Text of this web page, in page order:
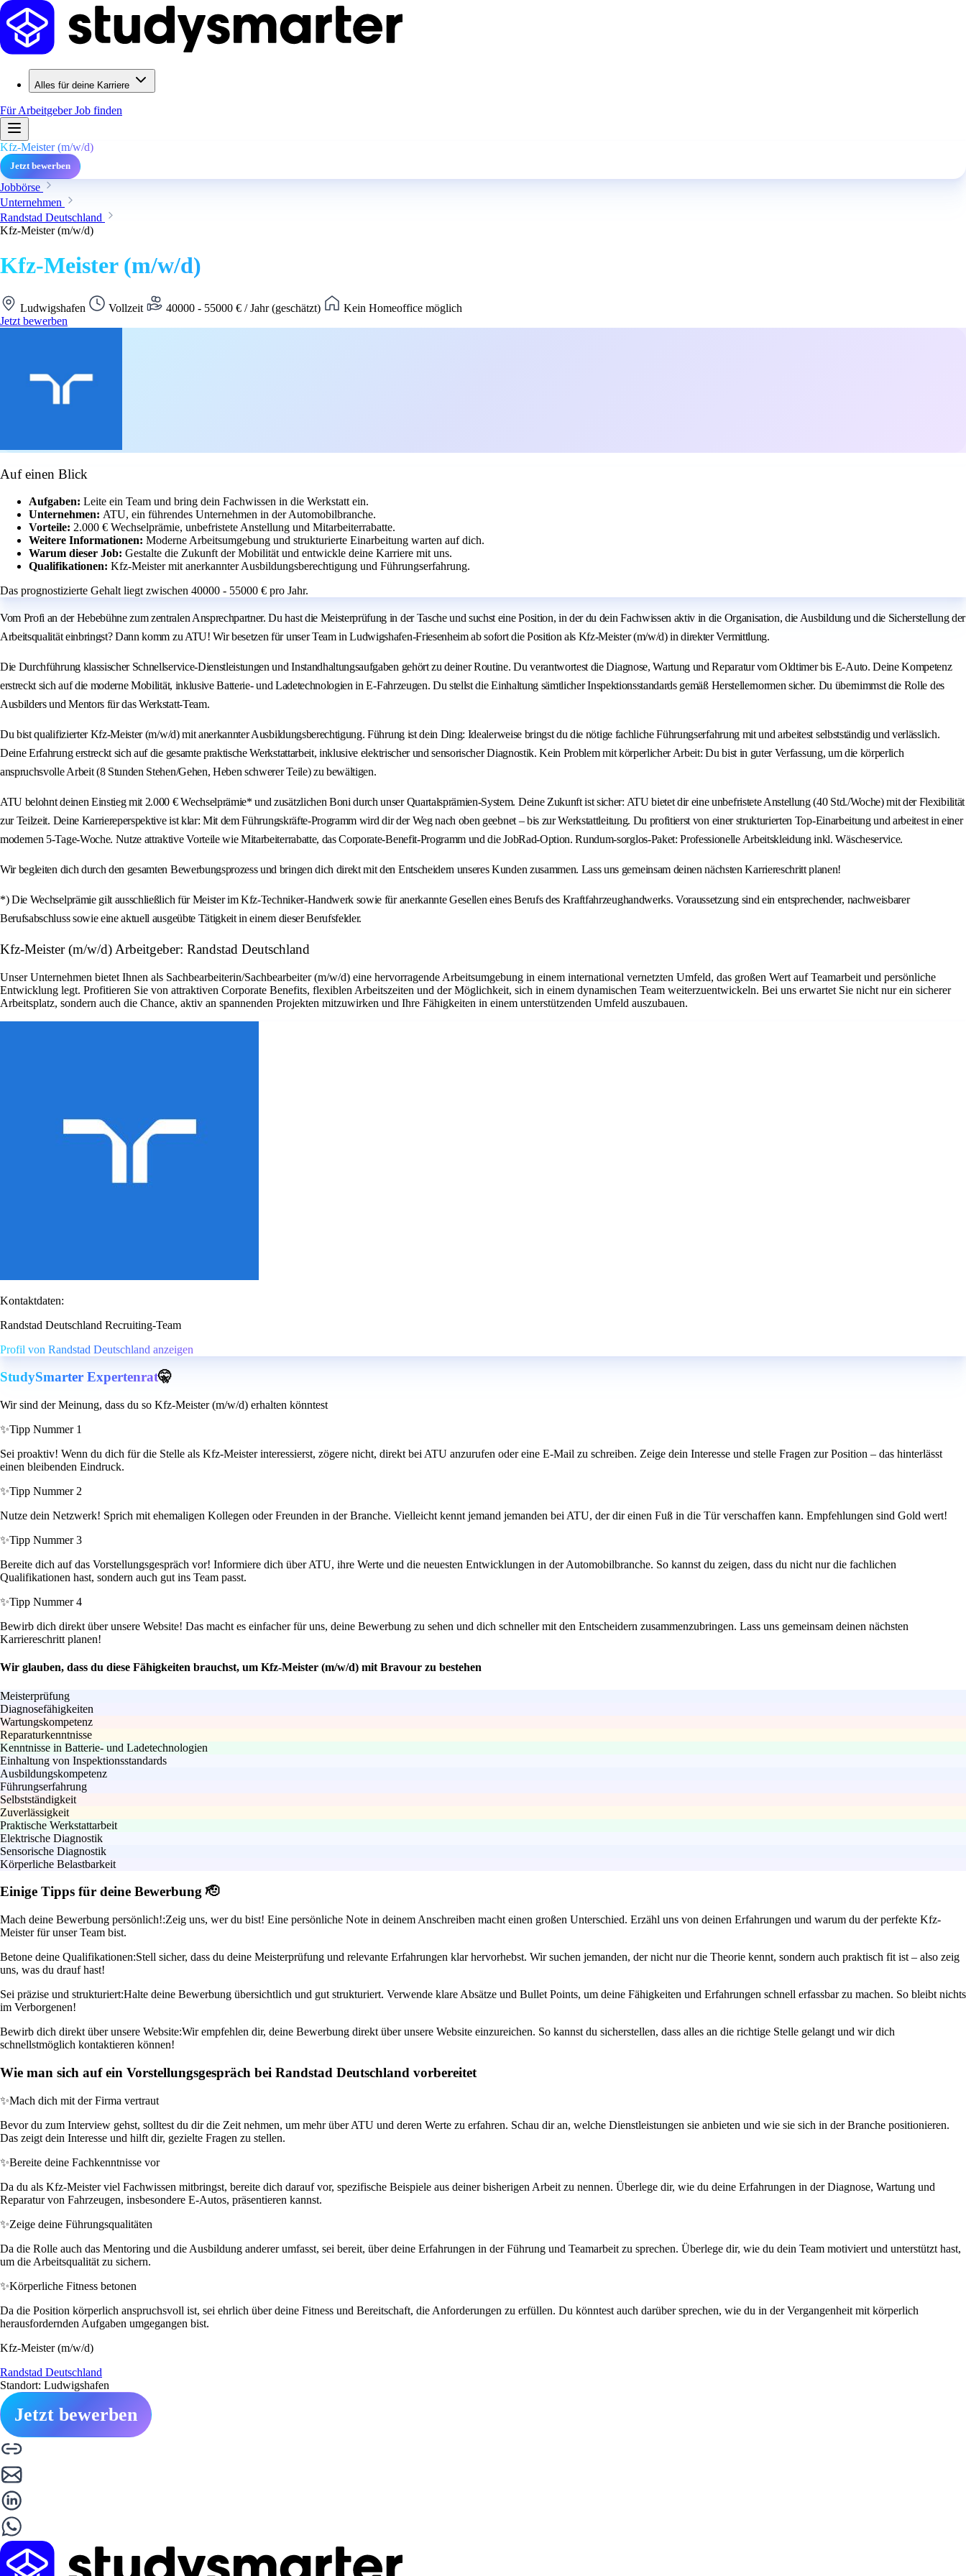
Alles für deine Karriere
Für ArbeitgeberJob finden
Kfz-Meister (m/w/d)
Jetzt bewerben
Jobbörse
Unternehmen
Randstad Deutschland
Kfz-Meister (m/w/d)
Kfz-Meister (m/w/d)
Ludwigshafen Vollzeit 40000 - 55000 € / Jahr (geschätzt)
Kein Homeoffice möglich
Jetzt bewerben
Auf einen Blick
Aufgaben: Leite ein Team und bring dein Fachwissen in die Werkstatt ein.
Unternehmen: ATU, ein führendes Unternehmen in der Automobilbranche.
Vorteile: 2.000 € Wechselprämie, unbefristete Anstellung und Mitarbeiterrabatte.
Weitere Informationen: Moderne Arbeitsumgebung und strukturierte Einarbeitung warten auf dich.
Warum dieser Job: Gestalte die Zukunft der Mobilität und entwickle deine Karriere mit uns.
Qualifikationen: Kfz-Meister mit anerkannter Ausbildungsberechtigung und Führungserfahrung.
Das prognostizierte Gehalt liegt zwischen 40000 - 55000 € pro Jahr.
Vom Profi an der Hebebühne zum zentralen Ansprechpartner. Du hast die Meisterprüfung in der Tasche und suchst eine Position, in der du dein Fachwissen aktiv in die Organisation, die Ausbildung und die Sicherstellung der
Arbeitsqualität einbringst? Dann komm zu ATU! Wir besetzen für unser Team in Ludwigshafen-Friesenheim ab sofort die Position als Kfz-Meister (m/w/d) in direkter Vermittlung.
Die Durchführung klassischer Schnellservice-Dienstleistungen und Instandhaltungsaufgaben gehört zu deiner Routine. Du verantwortest die Diagnose, Wartung und Reparatur vom Oldtimer bis E-Auto. Deine Kompetenz
erstreckt sich auf die moderne Mobilität, inklusive Batterie- und Ladetechnologien in E-Fahrzeugen. Du stellst die Einhaltung sämtlicher Inspektionsstandards gemäß Herstellernormen sicher. Du übernimmst die Rolle des
Ausbilders und Mentors für das Werkstatt-Team.
Du bist qualifizierter Kfz-Meister (m/w/d) mit anerkannter Ausbildungsberechtigung. Führung ist dein Ding: Idealerweise bringst du die nötige fachliche Führungserfahrung mit und arbeitest selbstständig und verlässlich.
Deine Erfahrung erstreckt sich auf die gesamte praktische Werkstattarbeit, inklusive elektrischer und sensorischer Diagnostik. Kein Problem mit körperlicher Arbeit: Du bist in guter Verfassung, um die körperlich
anspruchsvolle Arbeit (8 Stunden Stehen/Gehen, Heben schwerer Teile) zu bewältigen.
ATU belohnt deinen Einstieg mit 2.000 € Wechselprämie* und zusätzlichen Boni durch unser Quartalsprämien-System. Deine Zukunft ist sicher: ATU bietet dir eine unbefristete Anstellung (40 Std./Woche) mit der Flexibilität
zur Teilzeit. Deine Karriereperspektive ist klar: Mit dem Führungskräfte-Programm wird dir der Weg nach oben geebnet – bis zur Werkstattleitung. Du profitierst von einer strukturierten Top-Einarbeitung und arbeitest in einer
modernen 5-Tage-Woche. Nutze attraktive Vorteile wie Mitarbeiterrabatte, das Corporate-Benefit-Programm und die JobRad-Option. Rundum-sorglos-Paket: Professionelle Arbeitskleidung inkl. Wäscheservice.
Wir begleiten dich durch den gesamten Bewerbungsprozess und bringen dich direkt mit den Entscheidern unseres Kunden zusammen. Lass uns gemeinsam deinen nächsten Karriereschritt planen!
*) Die Wechselprämie gilt ausschließlich für Meister im Kfz-Techniker-Handwerk sowie für anerkannte Gesellen eines Berufs des Kraftfahrzeughandwerks. Voraussetzung sind ein entsprechender, nachweisbarer
Berufsabschluss sowie eine aktuell ausgeübte Tätigkeit in einem dieser Berufsfelder.
Kfz-Meister (m/w/d) Arbeitgeber: Randstad Deutschland
Unser Unternehmen bietet Ihnen als Sachbearbeiterin/Sachbearbeiter (m/w/d) eine hervorragende Arbeitsumgebung in einem international vernetzten Umfeld, das großen Wert auf Teamarbeit und persönliche
Entwicklung legt. Profitieren Sie von attraktiven Corporate Benefits, flexiblen Arbeitszeiten und der Möglichkeit, sich in einem dynamischen Team weiterzuentwickeln. Bei uns erwartet Sie nicht nur ein sicherer
Arbeitsplatz, sondern auch die Chance, aktiv an spannenden Projekten mitzuwirken und Ihre Fähigkeiten in einem unterstützenden Umfeld auszubauen.
Kontaktdaten:
Randstad Deutschland Recruiting-Team
Profil von Randstad Deutschland anzeigen
StudySmarter Expertenrat🤫
Wir sind der Meinung, dass du so Kfz-Meister (m/w/d) erhalten könntest
✨Tipp Nummer 1
Sei proaktiv! Wenn du dich für die Stelle als Kfz-Meister interessierst, zögere nicht, direkt bei ATU anzurufen oder eine E-Mail zu schreiben. Zeige dein Interesse und stelle Fragen zur Position – das hinterlässt
einen bleibenden Eindruck.
✨Tipp Nummer 2
Nutze dein Netzwerk! Sprich mit ehemaligen Kollegen oder Freunden in der Branche. Vielleicht kennt jemand jemanden bei ATU, der dir einen Fuß in die Tür verschaffen kann. Empfehlungen sind Gold wert!
✨Tipp Nummer 3
Bereite dich auf das Vorstellungsgespräch vor! Informiere dich über ATU, ihre Werte und die neuesten Entwicklungen in der Automobilbranche. So kannst du zeigen, dass du nicht nur die fachlichen
Qualifikationen hast, sondern auch gut ins Team passt.
✨Tipp Nummer 4
Bewirb dich direkt über unsere Website! Das macht es einfacher für uns, deine Bewerbung zu sehen und dich schneller mit den Entscheidern zusammenzubringen. Lass uns gemeinsam deinen nächsten
Karriereschritt planen!
Wir glauben, dass du diese Fähigkeiten brauchst, um Kfz-Meister (m/w/d) mit Bravour zu bestehen
Meisterprüfung
Diagnosefähigkeiten
Wartungskompetenz
Reparaturkenntnisse
Kenntnisse in Batterie- und Ladetechnologien
Einhaltung von Inspektionsstandards
Ausbildungskompetenz
Führungserfahrung
Selbstständigkeit
Zuverlässigkeit
Praktische Werkstattarbeit
Elektrische Diagnostik
Sensorische Diagnostik
Körperliche Belastbarkeit
Einige Tipps für deine Bewerbung 🫡
Mach deine Bewerbung persönlich!:Zeig uns, wer du bist! Eine persönliche Note in deinem Anschreiben macht einen großen Unterschied. Erzähl uns von deinen Erfahrungen und warum du der perfekte Kfz-
Meister für unser Team bist.
Betone deine Qualifikationen:Stell sicher, dass du deine Meisterprüfung und relevante Erfahrungen klar hervorhebst. Wir suchen jemanden, der nicht nur die Theorie kennt, sondern auch praktisch fit ist – also zeig
uns, was du drauf hast!
Sei präzise und strukturiert:Halte deine Bewerbung übersichtlich und gut strukturiert. Verwende klare Absätze und Bullet Points, um deine Fähigkeiten und Erfahrungen schnell erfassbar zu machen. So bleibt nichts
im Verborgenen!
Bewirb dich direkt über unsere Website:Wir empfehlen dir, deine Bewerbung direkt über unsere Website einzureichen. So kannst du sicherstellen, dass alles an die richtige Stelle gelangt und wir dich
schnellstmöglich kontaktieren können!
Wie man sich auf ein Vorstellungsgespräch bei Randstad Deutschland vorbereitet
✨Mach dich mit der Firma vertraut
Bevor du zum Interview gehst, solltest du dir die Zeit nehmen, um mehr über ATU und deren Werte zu erfahren. Schau dir an, welche Dienstleistungen sie anbieten und wie sie sich in der Branche positionieren.
Das zeigt dein Interesse und hilft dir, gezielte Fragen zu stellen.
✨Bereite deine Fachkenntnisse vor
Da du als Kfz-Meister viel Fachwissen mitbringst, bereite dich darauf vor, spezifische Beispiele aus deiner bisherigen Arbeit zu nennen. Überlege dir, wie du deine Erfahrungen in der Diagnose, Wartung und
Reparatur von Fahrzeugen, insbesondere E-Autos, präsentieren kannst.
✨Zeige deine Führungsqualitäten
Da die Rolle auch das Mentoring und die Ausbildung anderer umfasst, sei bereit, über deine Erfahrungen in der Führung und Teamarbeit zu sprechen. Überlege dir, wie du dein Team motiviert und unterstützt hast,
um die Arbeitsqualität zu sichern.
✨Körperliche Fitness betonen
Da die Position körperlich anspruchsvoll ist, sei ehrlich über deine Fitness und Bereitschaft, die Anforderungen zu erfüllen. Du könntest auch darüber sprechen, wie du in der Vergangenheit mit körperlich
herausfordernden Aufgaben umgegangen bist.
Kfz-Meister (m/w/d)
Randstad Deutschland
Standort: Ludwigshafen
Jetzt bewerben